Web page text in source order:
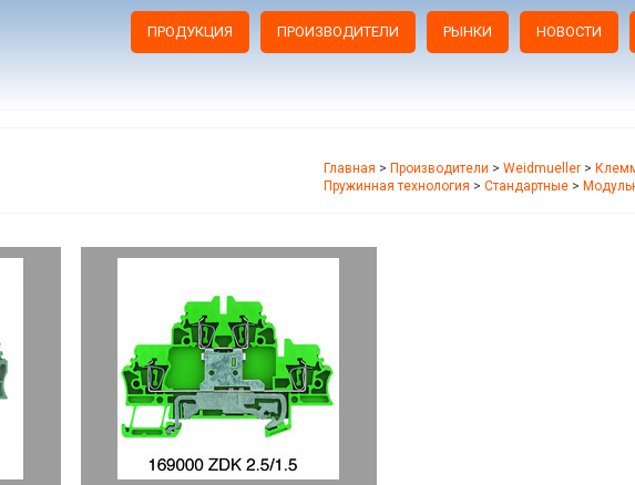
ПРОДУКЦИЯ ПРОИЗВОДИТЕЛИ РЫНКИ НОВОСТИ
Главная > Производители > Weidmueller >
Пружинная технология > Стандартные >